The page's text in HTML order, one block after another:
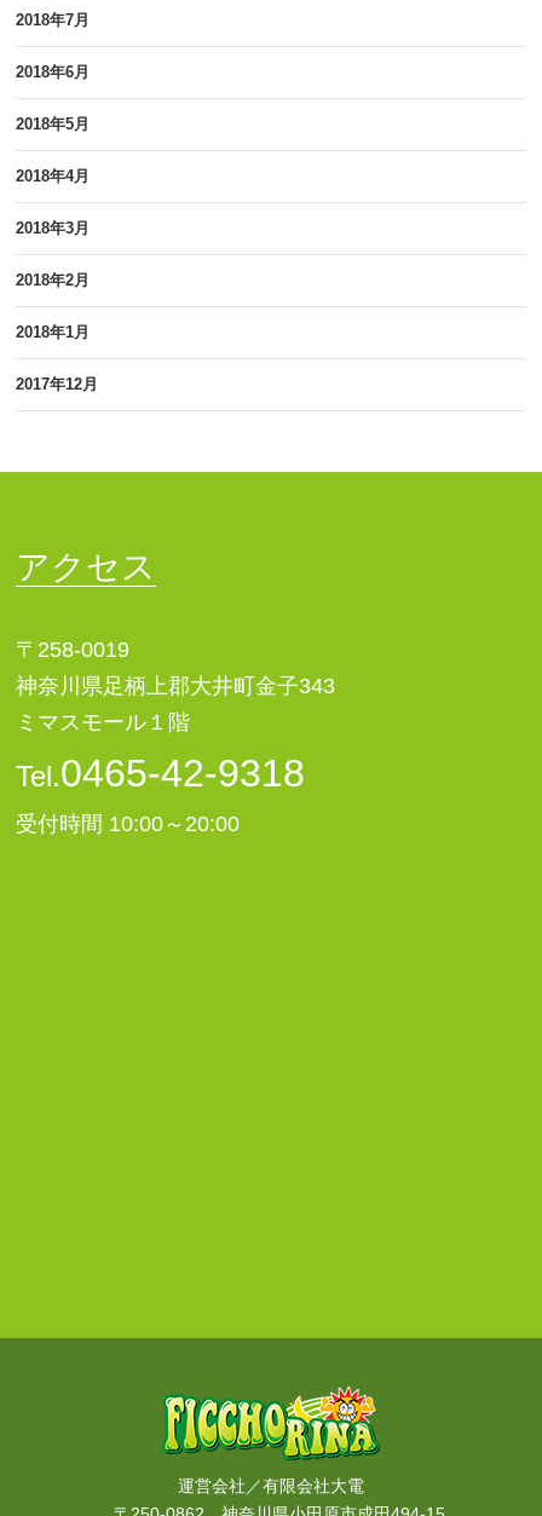
2018年7月
2018年6月
2018年5月
2018年4月
2018年3月
2018年2月
2018年1月
2017年12月
アクセス
〒258-0019
神奈川県足柄上郡大井町金子343
ミマスモール１階
Tel.0465-42-9318
受付時間 10:00～20:00
運営会社／有限会社大電